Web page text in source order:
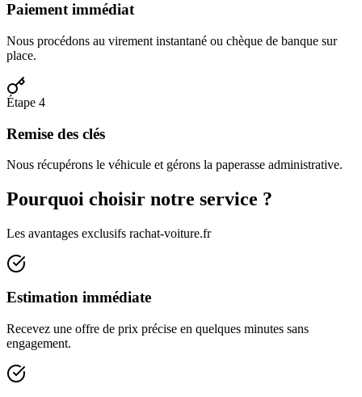
Paiement immédiat
Nous procédons au virement instantané ou chèque de banque sur
place.
Étape 4
Remise des clés
Nous récupérons le véhicule et gérons la paperasse administrative.
Pourquoi choisir notre service ?
Les avantages exclusifs rachat-voiture.fr
Estimation immédiate
Recevez une offre de prix précise en quelques minutes sans
engagement.